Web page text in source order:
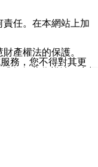
任。在本網站上加
產權法的保護。
務，您不得對其更